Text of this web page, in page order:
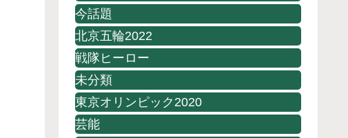
今話題
北京五輪2022
戦隊ヒーロー
未分類
東京オリンピック2020
芸能